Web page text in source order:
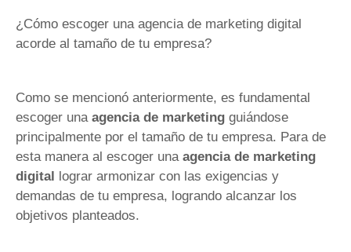
¿Cómo escoger una agencia de marketing digital
acorde al tamaño de tu empresa?
Como se mencionó anteriormente, es fundamental
escoger una agencia de marketing guiándose
principalmente por el tamaño de tu empresa. Para de
esta manera al escoger una agencia de marketing
digital
lograr armonizar con las exigencias y
demandas de tu empresa, logrando alcanzar los
objetivos planteados.